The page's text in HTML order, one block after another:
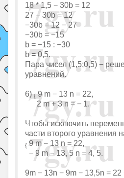
18 * 1,5 − 30b = 12
27 − 30b = 12
−30b = 12 − 27
−30b = −15
b = −15 : −30
b = 0,5.
Пара чисел (1,5;0,5) −
уравнений.
6){9 m − 13 n = 22,
2 m + 3 n = − 1.
Чтобы исключить
части второго уравнения
{ 9 m − 13 n = 22,
− 9 m − 13, 5 n = 4, 5.
9m − 13n − 9m − 13,5n = 22